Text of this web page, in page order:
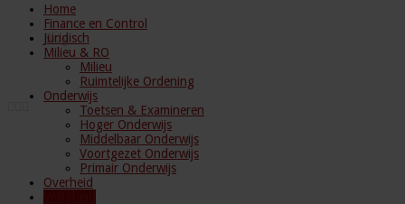
Blog
Home
Finance en Control
Juridisch
Milieu & RO
Milieu
Ruimtelijke Ordening
Onderwijs
Toetsen & Examineren
Hoger Onderwijs
Middelbaar Onderwijs
Voortgezet Onderwijs
Primair Onderwijs
Overheid